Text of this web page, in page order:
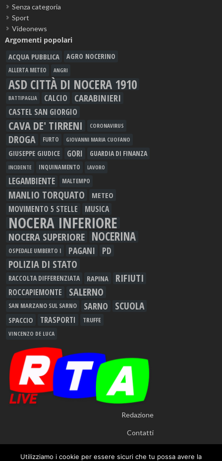
Senza categoria
Sport
Videonews
Argomenti popolari
ACQUA PUBBLICA AGRO NOCERINO
ALLERTA METEO ANGRI
ASD CITTÀ DI NOCERA 1910
BATTIPAGLIA CALCIO CARABINIERI
CASTEL SAN GIORGIO
CAVA DE' TIRRENI CORONAVIRUS
DROGA FURTO GIOVANNI MARIA CUOFANO
GIUSEPPE GIUDICE GORI GUARDIA DI FINANZA
INCIDENTE INQUINAMENTO LAVORO
LEGAMBIENTE MALTEMPO
MANLIO TORQUATO METEO
MOVIMENTO 5 STELLE MUSICA
NOCERA INFERIORE
NOCERA SUPERIORE NOCERINA
OSPEDALE UMBERTO I PAGANI PD
POLIZIA DI STATO
RACCOLTA DIFFERENZIATA RAPINA RIFIUTI
ROCCAPIEMONTE SALERNO
SAN MARZANO SUL SARNO SARNO SCUOLA
SPACCIO TRASPORTI TRUFFE
VINCENZO DE LUCA
Redazione
Contatti
Utilizziamo i cookie per essere sicuri che tu possa avere la